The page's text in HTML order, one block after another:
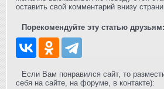
оставить свой комментарий внизу
Порекомендуйте эту статью друзьям:
Если Вам понравился сайт, то
себя на сайте, на форуме, в контакте):